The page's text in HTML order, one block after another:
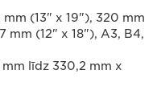
(13" x 19"), 320 mm
mm (12" x 18"), A3, B4,
līdz 330,2 mm x